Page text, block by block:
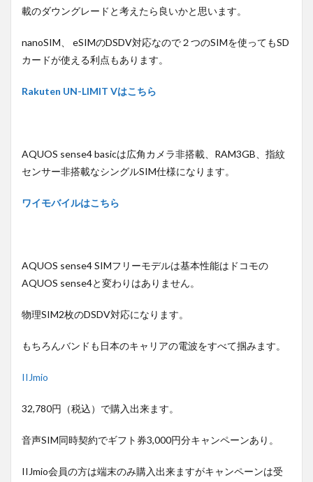
載のダウングレードと考えたら良いかと思います。
nanoSIM、 eSIMのDSDV対応なので２つのSIMを使ってもSD
カードが使える利点もあります。
Rakuten UN-LIMIT Vはこちら
AQUOS sense4 basicは広角カメラ非搭載、RAM3GB、指紋
センサー非搭載なシングルSIM仕様になります。
ワイモバイルはこちら
AQUOS sense4 SIMフリーモデルは基本性能はドコモの
AQUOS sense4と変わりはありません。
物理SIM2枚のDSDV対応になります。
もちろんバンドも日本のキャリアの電波をすべて掴みます。
IIJmio
32,780円（税込）で購入出来ます。
音声SIM同時契約でギフト券3,000円分キャンペーンあり。
IIJmio会員の方は端末のみ購入出来ますがキャンペーンは受